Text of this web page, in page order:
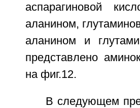
аспарагиновой
аланином,
аланином и
представлено
на фиг.12.
В следующем